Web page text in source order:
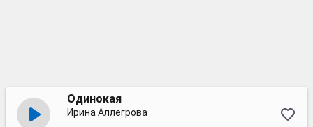
Одинокая
Ирина Аллегрова